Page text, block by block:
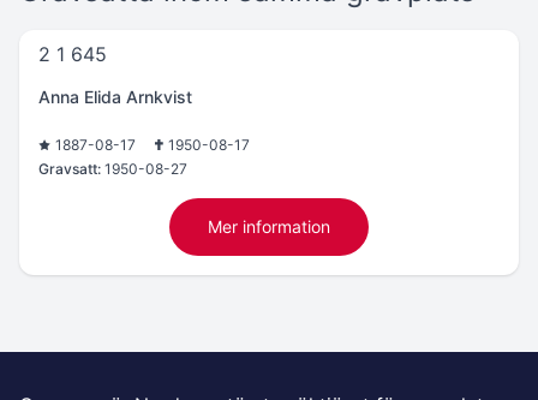
2 1 645
Anna Elida Arnkvist
1887-08-17
1950-08-17
Gravsatt: 1950-08-27
Mer information